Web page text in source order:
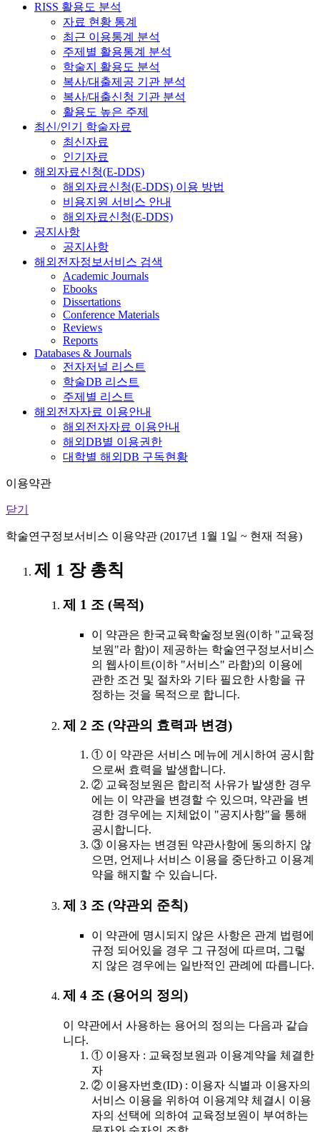
RISS 활용도 분석
자료 현황 통계
최근 이용통계 분석
주제별 활용통계 분석
학술지 활용도 분석
복사/대출제공 기관 분석
복사/대출신청 기관 분석
활용도 높은 주제
최신/인기 학술자료
최신자료
인기자료
해외자료신청(E-DDS)
해외자료신청(E-DDS) 이용 방법
비용지원 서비스 안내
해외자료신청(E-DDS)
공지사항
공지사항
해외전자정보서비스 검색
Academic Journals
Ebooks
Dissertations
Conference Materials
Reviews
Reports
Databases & Journals
전자저널 리스트
학술DB 리스트
주제별 리스트
해외전자자료 이용안내
해외전자자료 이용안내
해외DB별 이용권한
대학별 해외DB 구독현황
이용약관
닫기
학술연구정보서비스 이용약관 (2017년 1월 1일 ~ 현재 적용)
제 1 장 총칙
제 1 조 (목적)
이 약관은 한국교육학술정보원(이하 "교육정
보원"라 함)이 제공하는 학술연구정보서비스
의 웹사이트(이하 "서비스" 라함)의 이용에
관한 조건 및 절차와 기타 필요한 사항을 규
정하는 것을 목적으로 합니다.
제 2 조 (약관의 효력과 변경)
① 이 약관은 서비스 메뉴에 게시하여 공시함
으로써 효력을 발생합니다.
② 교육정보원은 합리적 사유가 발생한 경우
에는 이 약관을 변경할 수 있으며, 약관을 변
경한 경우에는 지체없이 "공지사항"을 통해
공시합니다.
③ 이용자는 변경된 약관사항에 동의하지 않
으면, 언제나 서비스 이용을 중단하고 이용계
약을 해지할 수 있습니다.
제 3 조 (약관외 준칙)
이 약관에 명시되지 않은 사항은 관계 법령에
규정 되어있을 경우 그 규정에 따르며, 그렇
지 않은 경우에는 일반적인 관례에 따릅니다.
제 4 조 (용어의 정의)
이 약관에서 사용하는 용어의 정의는 다음과 같습
니다.
① 이용자 : 교육정보원과 이용계약을 체결한
자
② 이용자번호(ID) : 이용자 식별과 이용자의
서비스 이용을 위하여 이용계약 체결시 이용
자의 선택에 의하여 교육정보원이 부여하는